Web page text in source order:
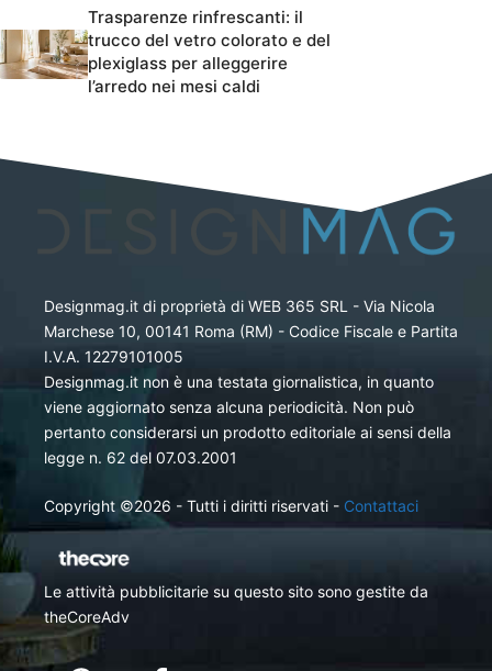
Trasparenze rinfrescanti: il
trucco del vetro colorato e del
plexiglass per alleggerire
l’arredo nei mesi caldi
Designmag.it di proprietà di WEB 365 SRL - Via Nicola
Marchese 10, 00141 Roma (RM) - Codice Fiscale e Partita
I.V.A. 12279101005
Designmag.it non è una testata giornalistica, in quanto
viene aggiornato senza alcuna periodicità. Non può
pertanto considerarsi un prodotto editoriale ai sensi della
legge n. 62 del 07.03.2001
Copyright ©2026 - Tutti i diritti riservati - Contattaci
Le attività pubblicitarie su questo sito sono gestite da
theCoreAdv